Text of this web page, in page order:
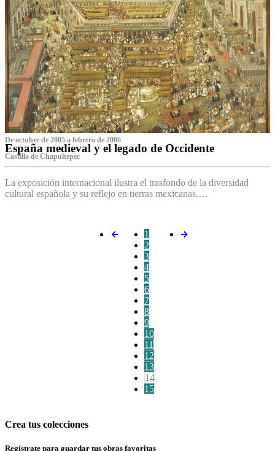
De octubre de 2005 a febrero de 2006
España medieval y el legado de Occidente
Castillo de Chapultepec
La exposición internacional ilustra el trasfondo de la diversidad
cultural española y su reflejo en tierras mexicanas.…
1
2
3
4
5
6
7
8
9
10
11
12
13
14
15
Crea tus colecciones
Regístrate para guardar tus obras favoritas